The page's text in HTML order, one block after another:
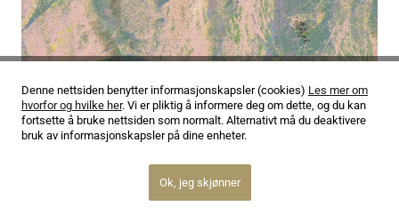
03.02.26
Amaya
Denne nettsiden benytter informasjonskapsler (cookies) Les mer om
hvorfor og hvilke her. Vi er pliktig å informere deg om dette, og du kan
fortsette å bruke nettsiden som normalt. Alternativt må du deaktivere
bruk av informasjonskapsler på dine enheter.
Ok, jeg skjønner